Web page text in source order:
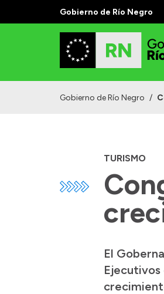
Gobierno de Río Negro
Gobierno de Río Negro /
TURISMO
El
Ejecutivos